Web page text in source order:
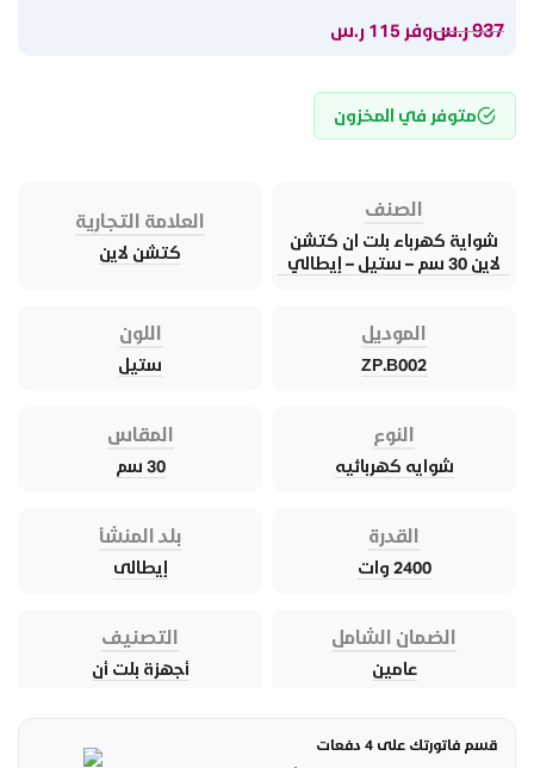
937ر.سوفر 115 ر.س
متوفر في المخزون
الصنف
شواية كهرباء بلت ان كتشن
لاين 30 سم – ستيل – إيطالي
العلامة التجارية
كتشن لاين
الموديل
ZP.B002
اللون
ستيل
النوع
شوايه كهربائيه
المقاس
30 سم
القدرة
2400 وات
بلد المنشأ
إيطالى
الضمان الشامل
عامين
التصنيف
أجهزة بلت أن
قسم فاتورتك على 4 دفعات